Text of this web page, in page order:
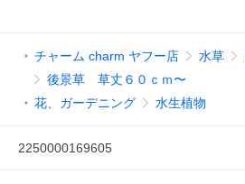
チャーム charm ヤフー店 水草
後景草 草丈６０ｃｍ〜
花、ガーデニング
水生植物
2250000169605